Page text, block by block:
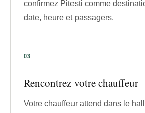
confirmez Pitesti comme
date, heure et passagers.
Rencontrez votre chauffeur
Votre chauffeur attend dans le